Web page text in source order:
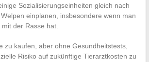
Sozialisierungseinheiten gleich nach
einplanen, insbesondere wenn man
der Rasse hat.
zu kaufen, aber ohne Gesundheitstests,
Risiko auf zukünftige Tierarztkosten zu